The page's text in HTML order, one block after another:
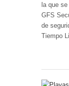
la que
GFS
de
Tiempo